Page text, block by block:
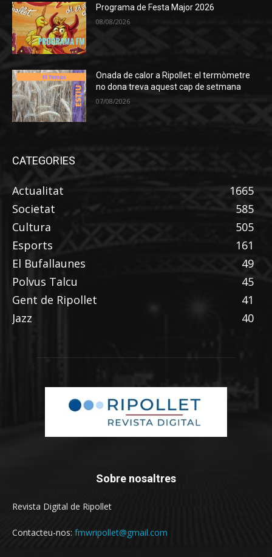
Programa de Festa Major 2026
08/08/2026
Onada de calor a Ripollet: el termòmetre
no dona treva aquest cap de setmana
07/08/2026
CATEGORIES
Actualitat
1665
Societat
585
Cultura
505
Esports
161
El Bufallaunes
49
Polvus Talcu
45
Gent de Ripollet
41
Jazz
40
Sobre nosaltres
Revista Digital de Ripollet
Contacteu-nos: fmwripollet@gmail.com